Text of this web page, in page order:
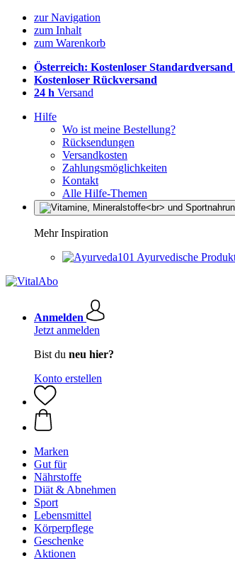
zur Navigation
zum Inhalt
zum Warenkorb
Österreich: Kostenloser Standardversand
Kostenloser Rückversand
24 h Versand
Hilfe
Wo ist meine Bestellung?
Rücksendungen
Versandkosten
Zahlungsmöglichkeiten
Kontakt
Alle Hilfe-Themen
Mehr Inspiration
Ayurvedische
Anmelden
Jetzt anmelden
Bist du neu hier?
Konto erstellen
Marken
Gut für
Nährstoffe
Diät & Abnehmen
Sport
Lebensmittel
Körperpflege
Geschenke
Aktionen